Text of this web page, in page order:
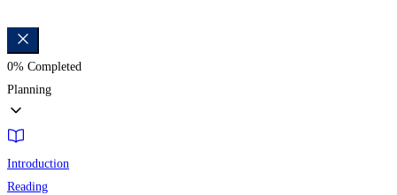
0% Completed
Planning
Introduction
Reading